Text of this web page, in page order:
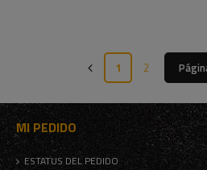
1 2
MI PEDIDO
ESTATUS DEL PEDIDO